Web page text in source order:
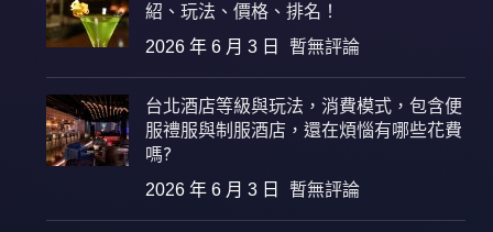
紹、玩法、價格、排名！
2026 年 6 月 3 日 暫無評論
台北酒店等級與玩法，消費模式，包含便
服禮服與制服酒店，還在煩惱有哪些花費
嗎?
2026 年 6 月 3 日 暫無評論